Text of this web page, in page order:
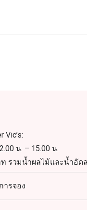
Vic’s:
น. – 15.00 น.
ท รวมน้ำผลไม้และน้ำอัด
น รวมไวน์ เบียร์ ค็อกเ
น รวมแชมเปญ Veuve
ารจอง